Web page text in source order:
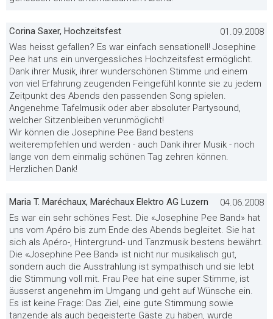
Corina Saxer, Hochzeitsfest
01.09.2008
Was heisst gefallen? Es war einfach sensationell! Josephine
Pee hat uns ein unvergessliches Hochzeitsfest ermöglicht.
Dank ihrer Musik, ihrer wunderschönen Stimme und einem
von viel Erfahrung zeugenden Feingefühl konnte sie zu jedem
Zeitpunkt des Abends den passenden Song spielen.
Angenehme Tafelmusik oder aber absoluter Partysound,
welcher Sitzenbleiben verunmöglicht!
Wir können die Josephine Pee Band bestens
weiterempfehlen und werden - auch Dank ihrer Musik - noch
lange von dem einmalig schönen Tag zehren können.
Herzlichen Dank!
Maria T. Maréchaux, Maréchaux Elektro AG Luzern
04.06.2008
Es war ein sehr schönes Fest. Die «Josephine Pee Band» hat
uns vom Apéro bis zum Ende des Abends begleitet. Sie hat
sich als Apéro-, Hintergrund- und Tanzmusik bestens bewährt.
Die «Josephine Pee Band» ist nicht nur musikalisch gut,
sondern auch die Ausstrahlung ist sympathisch und sie lebt
die Stimmung voll mit. Frau Pee hat eine super Stimme, ist
äusserst angenehm im Umgang und geht auf Wünsche ein.
Es ist keine Frage: Das Ziel, eine gute Stimmung sowie
tanzende als auch begeisterte Gäste zu haben, wurde